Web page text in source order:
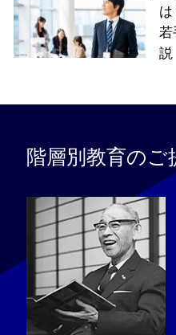
は
若
説
階層別教育のご